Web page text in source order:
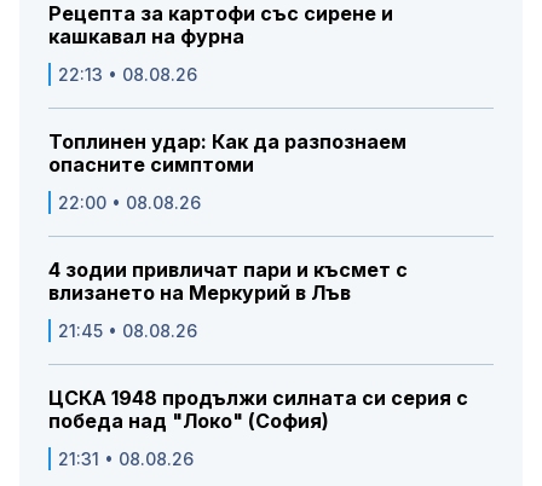
Рецепта за картофи със сирене и
кашкавал на фурна
22:13 • 08.08.26
Топлинен удар: Как да разпознаем
опасните симптоми
22:00 • 08.08.26
4 зодии привличат пари и късмет с
влизането на Меркурий в Лъв
21:45 • 08.08.26
ЦСКА 1948 продължи силната си серия с
победа над "Локо" (София)
21:31 • 08.08.26